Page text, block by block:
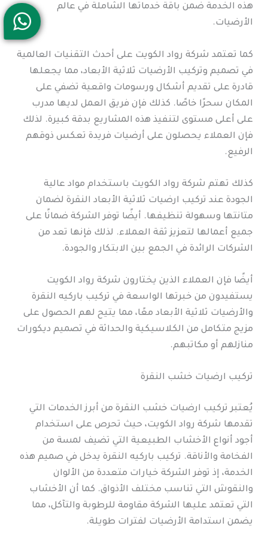
هذه الخدمة ضمن باقة خدماتها الشاملة في عالم
الأرضيات.
كما تعتمد شركة رواد الكويت على أحدث التقنيات العالمية
في تصميم وتركيب الأرضيات ثلاثية الأبعاد، مما يجعلها
قادرة على تقديم أشكال ورسومات واقعية تضفي على
المكان سحرًا خاصًا. كذلك فإن فريق العمل لديها مدرب
على أعلى مستوى لتنفيذ هذه المشاريع بدقة كبيرة. لذلك
فإن العملاء يحصلون على أرضيات فريدة تعكس ذوقهم
الرفيع.
كذلك تهتم شركة رواد الكويت باستخدام مواد عالية
الجودة عند تركيب ارضيات ثلاثية الأبعاد النقرة لضمان
متانتها وسهولة تنظيفها. أيضًا توفر الشركة ضمانًا على
جميع أعمالها لتعزيز ثقة العملاء. لذلك فإنها تعد من
الشركات الرائدة في الجمع بين الابتكار والجودة.
أيضًا فإن العملاء الذين يختارون شركة رواد الكويت
يستفيدون من خبرتها الواسعة في تركيب باركيه النقرة
والأرضيات ثلاثية الأبعاد معًا، مما يتيح لهم الحصول على
مزيج متكامل من الكلاسيكية والحداثة في تصميم ديكورات
منازلهم أو مكاتبهم.
تركيب ارضيات خشب النقرة
يُعتبر تركيب ارضيات خشب النقرة من أبرز الخدمات التي
تقدمها شركة رواد الكويت، حيث تحرص على استخدام
أجود أنواع الأخشاب الطبيعية التي تضيف لمسة من
الفخامة والأناقة. تركيب باركيه النقرة يدخل في صميم هذه
الخدمة، إذ توفر الشركة خيارات متعددة من الألوان
والنقوش التي تناسب مختلف الأذواق. كما أن الأخشاب
التي تعتمد عليها الشركة مقاومة للرطوبة والتآكل، مما
يضمن استدامة الأرضيات لفترات طويلة.